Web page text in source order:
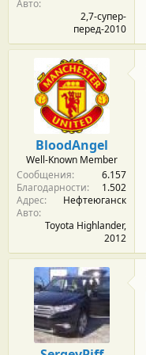
Авто
2,7-супер-
перед-2010
BloodAngel
Well-Known Member
Сообщения
6.157
Благодарности
1.502
Адрес
Нефтеюганск
Авто
Toyota Highlander,
2012